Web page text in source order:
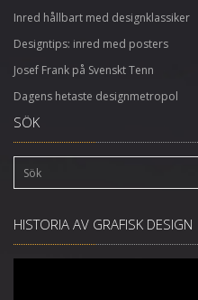
Inred hållbart med designklassiker
Designtips: inred med posters
Josef Frank på Svenskt Tenn
Dagens hetaste designmetropol
SÖK
HISTORIA AV GRAFISK DESIGN